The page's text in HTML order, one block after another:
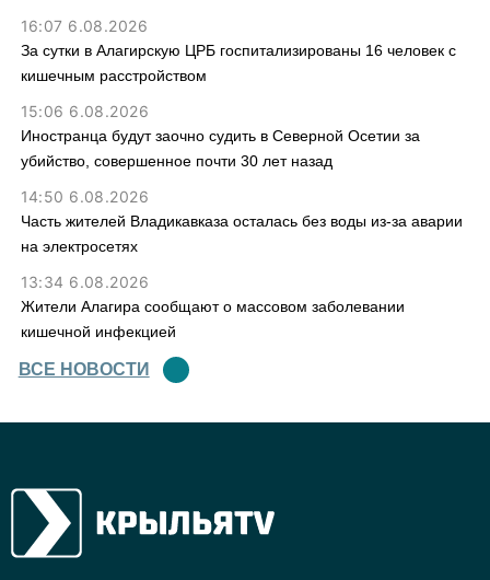
16:07 6.08.2026
За сутки в Алагирскую ЦРБ госпитализированы 16 человек с
кишечным расстройством
15:06 6.08.2026
Иностранца будут заочно судить в Северной Осетии за
убийство, совершенное почти 30 лет назад
14:50 6.08.2026
Часть жителей Владикавказа осталась без воды из-за аварии
на электросетях
13:34 6.08.2026
Жители Алагира сообщают о массовом заболевании
кишечной инфекцией
ВСЕ НОВОСТИ